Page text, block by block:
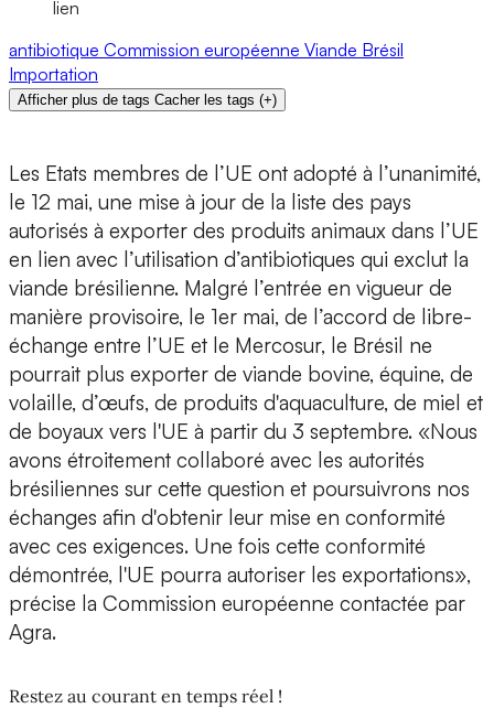
lien
antibiotique Commission européenne Viande Brésil
Importation
Afficher plus de tags Cacher les tags (+)
Les Etats membres de l’UE ont adopté à l’unanimité,
le 12 mai, une mise à jour de la liste des pays
autorisés à exporter des produits animaux dans l’UE
en lien avec l’utilisation d’antibiotiques qui exclut la
viande brésilienne. Malgré l’entrée en vigueur de
manière provisoire, le 1er mai, de l’accord de libre-
échange entre l’UE et le Mercosur, le Brésil ne
pourrait plus exporter de viande bovine, équine, de
volaille, d’œufs, de produits d'aquaculture, de miel et
de boyaux vers l'UE à partir du 3 septembre. «Nous
avons étroitement collaboré avec les autorités
brésiliennes sur cette question et poursuivrons nos
échanges afin d'obtenir leur mise en conformité
avec ces exigences. Une fois cette conformité
démontrée, l'UE pourra autoriser les exportations»,
précise la Commission européenne contactée par
Agra.
Restez au courant en temps réel !